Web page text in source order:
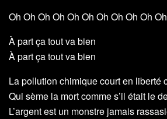
Oh Oh Oh Oh Oh Oh Oh Oh Oh Oh
À part ça tout va bien
À part ça tout va bien
La pollution chimique court en liberté
Qui sème la mort comme s’il était le
L’argent est un monstre jamais